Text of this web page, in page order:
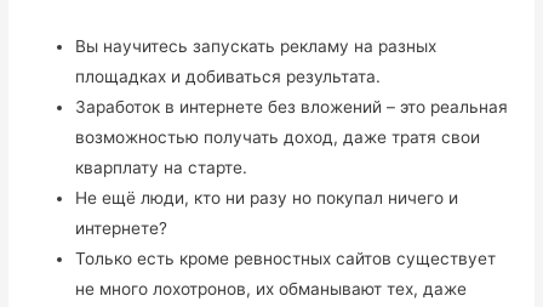
Вы научитесь запускать рекламу на разных
площадках и добиваться результата.
Заработок в интернете без вложений – это реальная
возможностью получать доход, даже тратя свои
кварплату на старте.
Не ещё люди, кто ни разу но покупал ничего и
интернете?
Только есть кроме ревностных сайтов существует
не много лохотронов, их обманывают тех, даже